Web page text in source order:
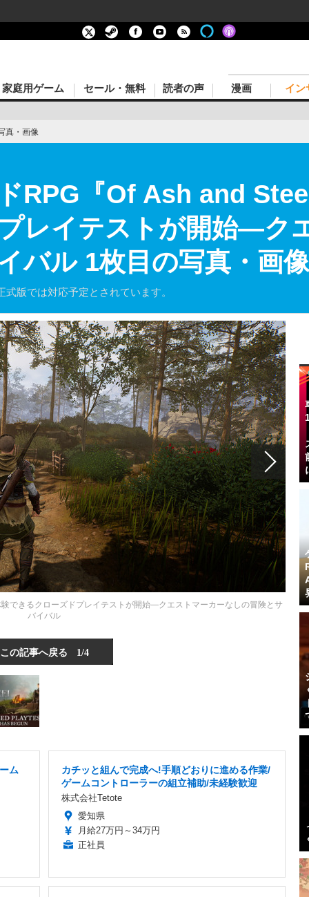
家庭用ゲーム セール・無料 読者の声 漫画 イン
真・画像
RPG『Of Ash and
レイテストが開始―ク
バル 1枚目の写真・画像
版では対応予定とされています。
できるクローズドプレイテストが開始―クエストマーカーなしの冒険とサ
バイバル
この記事へ戻る 1/4
ム
カチッと組んで完成へ!手順どおりに進める作業/
ゲームコントローラーの組立補助/未経験歓迎
株式会社Tetote
愛知県
月給27万円～34万円
正社員